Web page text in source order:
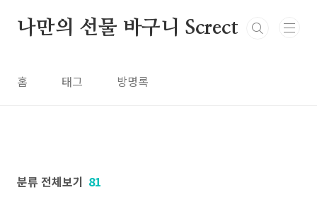
나만의 선물 바구니 Screct
홈 태그 방명록
분류 전체보기 81